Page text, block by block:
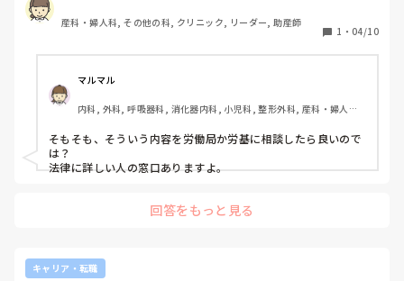
36協定に詳しい方で、労基について違法性が問えるか教えて
頂きたいです。
産科・婦人科, その他の科, クリニック, リーダー, 助産師
1 ・ 04/10
マルマル
内科, 外科, 呼吸器科, 消化器内科, 小児科, 整形外科, 産科・婦人科,
期, ICU, CCU, HCU, プリセプター, 病棟, リーダー, 神経内科, 脳神
経外科, GCU, 消化器外科, 一般病院, 大学病院, 慢性期, 終末期, オ
そもそも、そういう内容を労働局か労基に相談したら良いので
は？
法律に詳しい人の窓口ありますよ。
回答をもっと見る
キャリア・転職